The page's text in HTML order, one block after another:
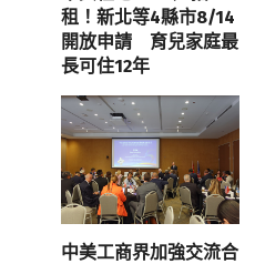
租！新北等4縣市8/14
開放申請 育兒家庭最
長可住12年
中美工商界加強交流合